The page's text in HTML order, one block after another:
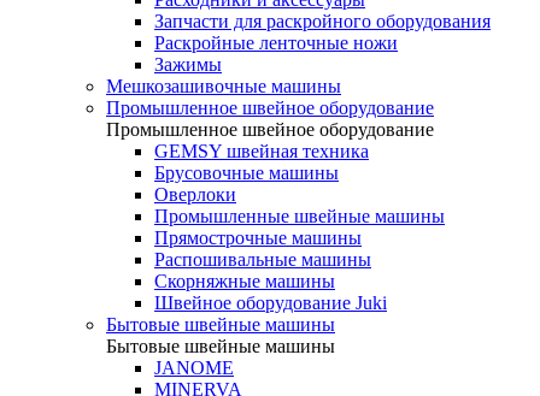
Запчасти для раскройного оборудования
Раскройные ленточные ножи
Зажимы
Мешкозашивочные машины
Промышленное швейное оборудование
Промышленное швейное оборудование
GEMSY швейная техника
Брусовочные машины
Оверлоки
Промышленные швейные машины
Прямострочные машины
Распошивальные машины
Скорняжные машины
Швейное оборудование Juki
Бытовые швейные машины
Бытовые швейные машины
JANOME
MINERVA